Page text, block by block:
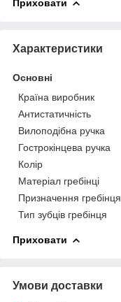
Приховати
Характеристики
Основні
Країна виробник
Антистатичність
Вилоподібна ручка
Гострокінцева ручка
Колір
Матеріал гребінці
Призначення гребінця
Тип зубців гребінця
Приховати
Умови доставки